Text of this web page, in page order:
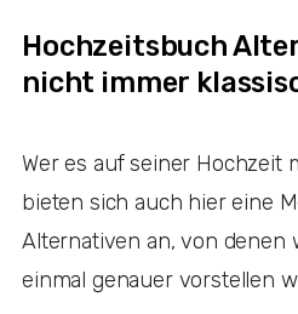
Hochzeitsbuch
nicht immer
Wer es auf seiner Hochzeit
bieten sich auch hier eine
Alternativen an, von denen
einmal genauer vorstellen